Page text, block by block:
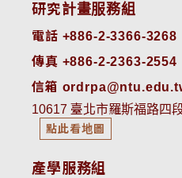
研究計畫服務組
電話 +886-2-3366-3268
傳真 +886-2-2363-2554
信箱
10617 臺北市羅斯福路四
點此看地圖
產學服務組